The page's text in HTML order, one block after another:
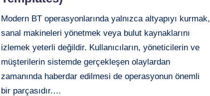
Modern BT operasyonlarında yalnızca altyapıyı kurmak,
sanal makineleri yönetmek veya bulut kaynaklarını
izlemek yeterli değildir. Kullanıcıların, yöneticilerin ve
müşterilerin sistemde gerçekleşen olaylardan
zamanında haberdar edilmesi de operasyonun önemli
bir parçasıdır.…